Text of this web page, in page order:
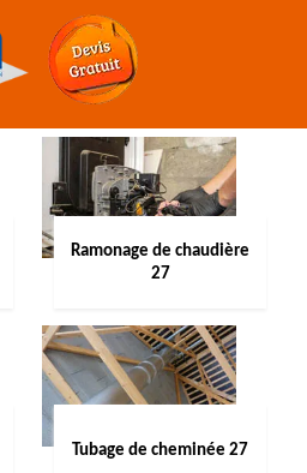
Ramonage de chaudière
27
Tubage de cheminée 27